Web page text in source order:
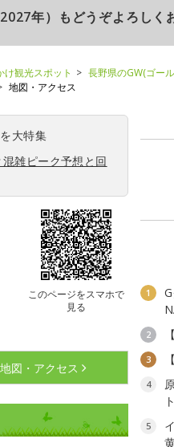
年）もどうぞよろしく
観光スポット
長野県のGW(ゴー
地図・アクセス
大特集
雑ピーク予想と回
このページをスマホで
見る
地図・アクセス
1
2
3
4
5